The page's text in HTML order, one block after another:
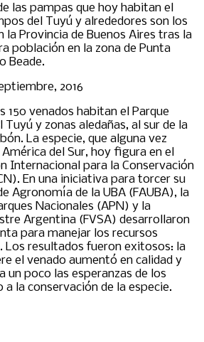
las pampas que hoy habitan el
del Tuyú y alrededores son los
la Provincia de Buenos Aires tras la
población en la zona de Punta
Beade.
2016
150 venados habitan el Parque
Tuyú y zonas aledañas, al sur de la
La especie, que alguna vez
del Sur, hoy figura en el
Internacional para la Conservación
En una iniciativa para torcer su
Agronomía de la UBA (FAUBA), la
Nacionales (APN) y la
Argentina (FVSA) desarrollaron
para manejar los recursos
Los resultados fueron exitosos: la
el venado aumentó en calidad y
un poco las esperanzas de los
la conservación de la especie.